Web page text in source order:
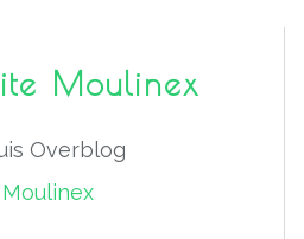
Moulinex
Overblog